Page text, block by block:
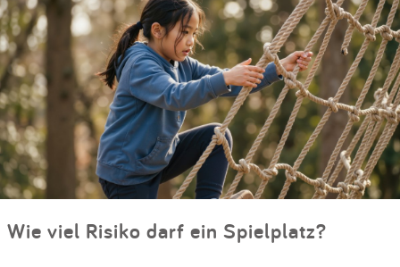
Wie viel Risiko darf ein Spielplatz?